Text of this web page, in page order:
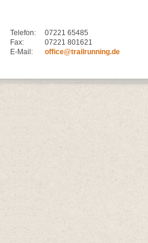
Telefon:
07221 65485
Fax:
07221 801621
E-Mail:
office@trailrunning.de